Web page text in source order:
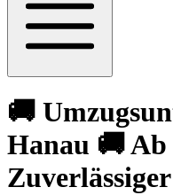
🚚
Hanau 🚚 Ab